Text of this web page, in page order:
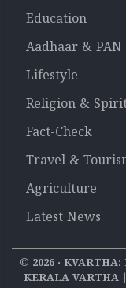
Education
Aadhaar & PAN
Lifestyle
Religion &
Fact-Check
Travel &
Agriculture
Latest News
© 2026‧ KVARTHA:
KERALA